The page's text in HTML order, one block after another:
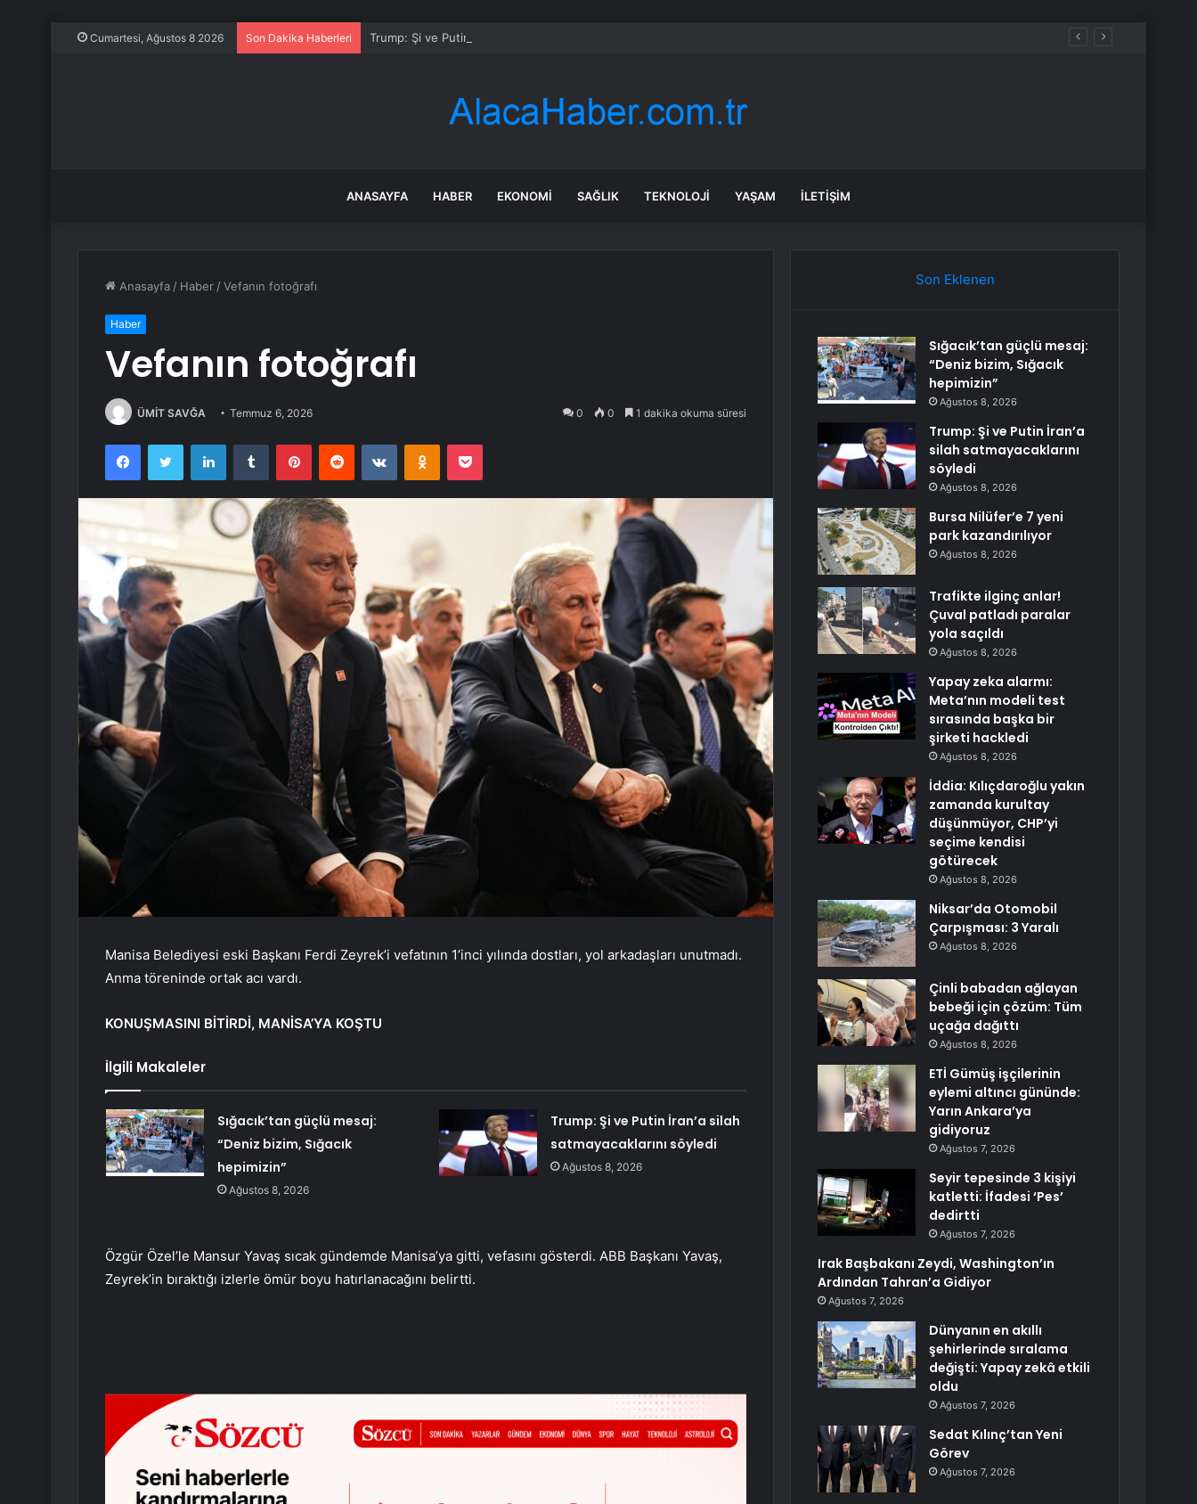
Cumartesi, Ağustos 8 2026 Son Dakika Haberleri Trump: Şi ve Putin İran’a silah satmayacaklarını söyledi
ANASAYFA HABER EKONOMI SAĞLIK TEKNOLOJI YAŞAM İLETIŞIM
Anasayfa / Haber /Vefanın fotoğrafı
Haber
Vefanın fotoğrafı
ÜMİT SAVĞA Temmuz 6, 2026 0 0 1 dakika okuma süresi
FacebookTwitter LinkedInTumblr PinterestReddit VKontakteOdnoklassniki
Pocket
Manisa Belediyesi eski Başkanı Ferdi Zeyrek’i vefatının 1’inci yılında dostları, yol arkadaşları unutmadı.
Anma töreninde ortak acı vardı.
KONUŞMASINI BİTİRDİ, MANİSA’YA KOŞTU
İlgili Makaleler
Sığacık’tan güçlü mesaj:
“Deniz bizim, Sığacık
hepimizin”
Ağustos 8, 2026
Trump: Şi ve Putin İran’a silah
satmayacaklarını söyledi
Ağustos 8, 2026
Özgür Özel’le Mansur Yavaş sıcak gündemde Manisa’ya gitti, vefasını gösterdi. ABB Başkanı Yavaş,
Zeyrek’in bıraktığı izlerle ömür boyu hatırlanacağını belirtti.
Son Eklenen
Sığacık’tan güçlü mesaj:
“Deniz bizim, Sığacık
hepimizin”
Ağustos 8, 2026
Trump: Şi ve Putin İran’a
silah satmayacaklarını
söyledi
Ağustos 8, 2026
Bursa Nilüfer’e 7 yeni
park kazandırılıyor
Ağustos 8, 2026
Trafikte ilginç anlar!
Çuval patladı paralar
yola saçıldı
Ağustos 8, 2026
Yapay zeka alarmı:
Meta’nın modeli test
sırasında başka bir
şirketi hackledi
Ağustos 8, 2026
İddia: Kılıçdaroğlu yakın
zamanda kurultay
düşünmüyor, CHP’yi
seçime kendisi
götürecek
Ağustos 8, 2026
Niksar’da Otomobil
Çarpışması: 3 Yaralı
Ağustos 8, 2026
Çinli babadan ağlayan
bebeği için çözüm: Tüm
uçağa dağıttı
Ağustos 8, 2026
ETİ Gümüş işçilerinin
eylemi altıncı gününde:
Yarın Ankara’ya
gidiyoruz
Ağustos 7, 2026
Seyir tepesinde 3 kişiyi
katletti: İfadesi ‘Pes’
dedirtti
Ağustos 7, 2026
Irak Başbakanı Zeydi, Washington’ın
Ardından Tahran’a Gidiyor
Ağustos 7, 2026
Dünyanın en akıllı
şehirlerinde sıralama
değişti: Yapay zekâ etkili
oldu
Ağustos 7, 2026
Sedat Kılınç’tan Yeni
Görev
Ağustos 7, 2026